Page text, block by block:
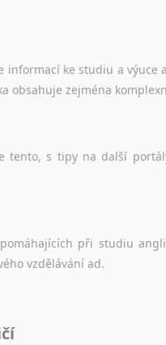
informací ke studiu a výuce
obsahuje zejména
tento, s tipy na další
pomáhajících při studiu
vzdělávání ad.